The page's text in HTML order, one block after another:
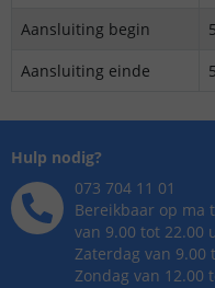
Aansluiting begin
Aansluiting einde
Hulp nodig?
073 704 11 01
Bereikbaar op ma
van 9.00 tot 22.00
Zaterdag van 9.00
Zondag van 12.00